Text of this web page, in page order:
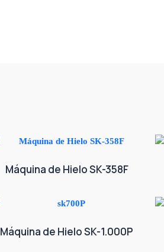
Máquina de Hielo SK-358F
Máquina de Hielo SK-1.000P